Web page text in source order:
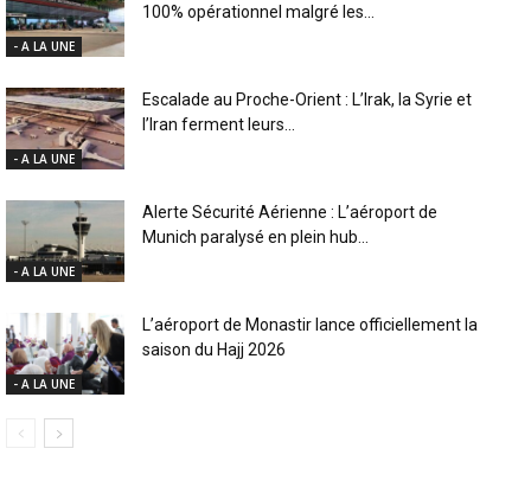
- A LA UNE
100% opérationnel malgré les...
- A LA UNE
Escalade au Proche-Orient : L’Irak, la Syrie et
l’Iran ferment leurs...
- A LA UNE
Alerte Sécurité Aérienne : L’aéroport de
Munich paralysé en plein hub...
- A LA UNE
L’aéroport de Monastir lance officiellement la
saison du Hajj 2026